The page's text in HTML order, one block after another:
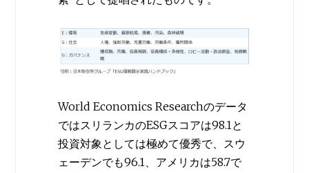
World Economics Researchのデータ
ではスリランカのESGスコアは98.1と
投資対象としては極めて優秀で、スウ
ェーデンでも96.1、アメリカは58.7で